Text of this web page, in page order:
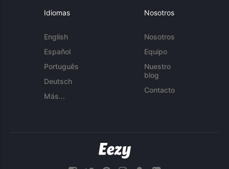
Idiomas
English
Español
Português
Deutsch
Más...
Nosotros
Nosotros
Equipo
Nuestro
blog
Contacto